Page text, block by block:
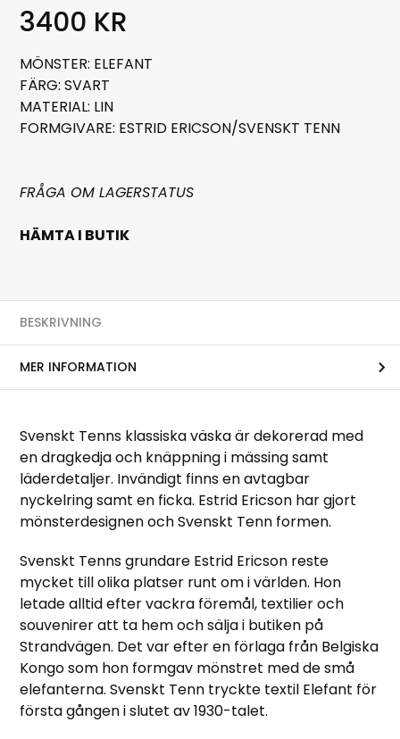
3400 KR
MÖNSTER: ELEFANT
FÄRG: SVART
MATERIAL: LIN
FORMGIVARE: ESTRID ERICSON/SVENSKT TENN
FRÅGA OM LAGERSTATUS
HÄMTA I BUTIK
BESKRIVNING
MER INFORMATION
Svenskt Tenns klassiska väska är dekorerad med
en dragkedja och knäppning i mässing samt
läderdetaljer. Invändigt finns en avtagbar
nyckelring samt en ficka. Estrid Ericson har gjort
mönsterdesignen och Svenskt Tenn formen.
Svenskt Tenns grundare Estrid Ericson reste
mycket till olika platser runt om i världen. Hon
letade alltid efter vackra föremål, textilier och
souvenirer att ta hem och sälja i butiken på
Strandvägen. Det var efter en förlaga från Belgiska
Kongo som hon formgav mönstret med de små
elefanterna. Svenskt Tenn tryckte textil Elefant för
första gången i slutet av 1930-talet.